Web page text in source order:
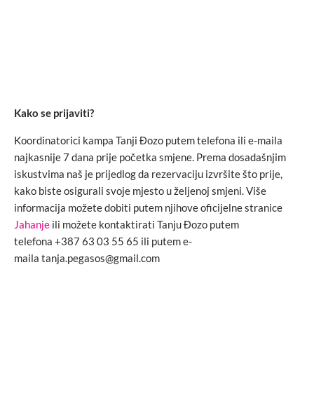
Kako se prijaviti?
Koordinatorici kampa Tanji Đozo putem telefona ili e-maila
najkasnije 7 dana prije početka smjene. Prema dosadašnjim
iskustvima naš je prijedlog da rezervaciju izvršite što prije,
kako biste osigurali svoje mjesto u željenoj smjeni. Više
informacija možete dobiti putem njihove oficijelne stranice
Jahanje ili možete kontaktirati Tanju Đozo putem
telefona +387 63 03 55 65 ili putem e-
maila tanja.pegasos@gmail.com